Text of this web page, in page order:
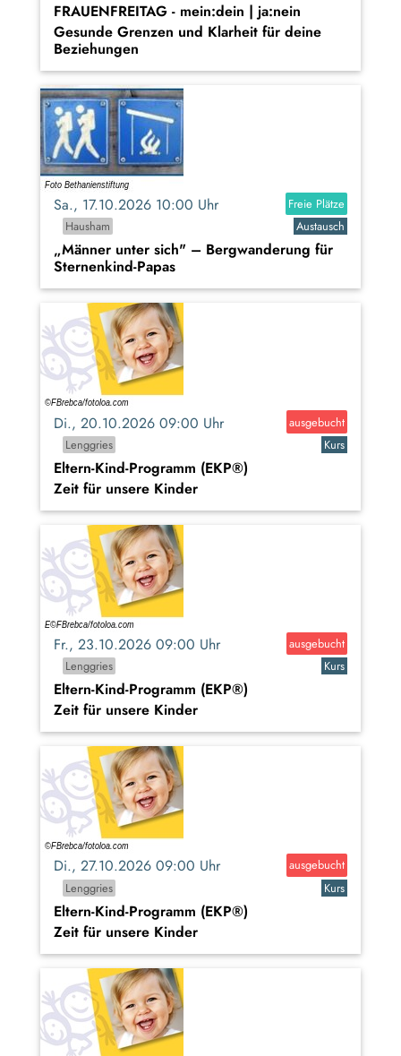
FRAUENFREITAG - mein:dein | ja:nein
Gesunde Grenzen und Klarheit für deine
Beziehungen
Sa., 17.10.2026 10:00 Uhr
Freie Plätze
Hausham
Austausch
„Männer unter sich" – Bergwanderung für
Sternenkind-Papas
Di., 20.10.2026 09:00 Uhr
ausgebucht
Lenggries
Kurs
Eltern-Kind-Programm (EKP®)
Zeit für unsere Kinder
Fr., 23.10.2026 09:00 Uhr
ausgebucht
Lenggries
Kurs
Eltern-Kind-Programm (EKP®)
Zeit für unsere Kinder
Di., 27.10.2026 09:00 Uhr
ausgebucht
Lenggries
Kurs
Eltern-Kind-Programm (EKP®)
Zeit für unsere Kinder